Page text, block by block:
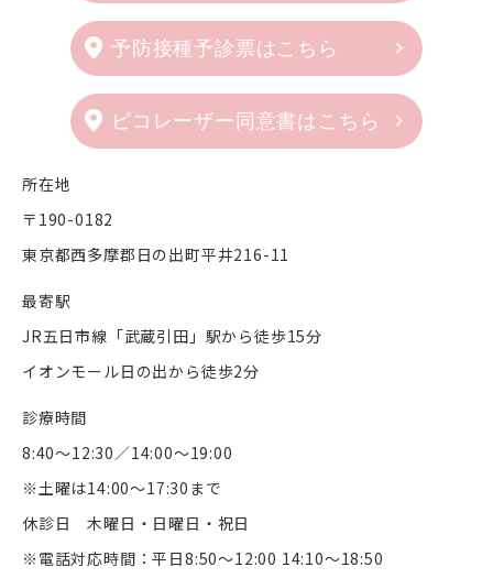
予防接種予診票はこちら
ピコレーザー同意書はこちら
所在地
〒190-0182
東京都西多摩郡日の出町平井216-11
最寄駅
JR五日市線「武蔵引田」駅から徒歩15分
イオンモール日の出から徒歩2分
診療時間
8:40〜12:30／14:00〜19:00
※土曜は14:00～17:30まで
休診日 木曜日・日曜日・祝日
※電話対応時間：平日8:50〜12:00 14:10〜18:50